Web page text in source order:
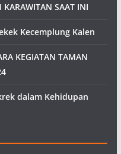
KARAWITAN SAAT INI
Kecemplung Kalen
KEGIATAN TAMAN
dalam Kehidupan